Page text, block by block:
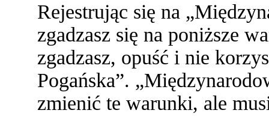
Rejestrując się na
zgadzasz się na poniższe
zgadzasz, opuść i nie
Pogańska”.
zmienić te warunki, ale